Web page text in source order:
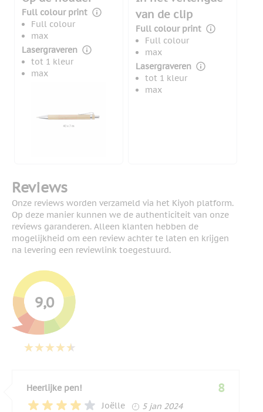
Full colour print
Full colour
max
Lasergraveren
tot 1 kleur
max
van de clip
Full colour print
Full colour
max
Lasergraveren
tot 1 kleur
max
Reviews
Onze reviews worden verzameld via het Kiyoh platform.
Op deze manier kunnen we de authenticiteit van onze
reviews garanderen. Alleen klanten hebben de
mogelijkheid om een review achter te laten en krijgen
na levering een reviewlink toegestuurd.
9,0
Heerlijke pen!
Joëlle
5 januari 2024
5 jan 2024
8